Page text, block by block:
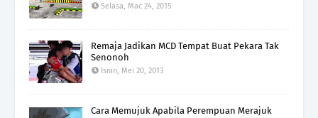
Selasa, Mac 24, 2015
Remaja Jadikan MCD Tempat Buat Pekara Tak
Senonoh
Isnin, Mei 20, 2013
Cara Memujuk Apabila Perempuan Merajuk